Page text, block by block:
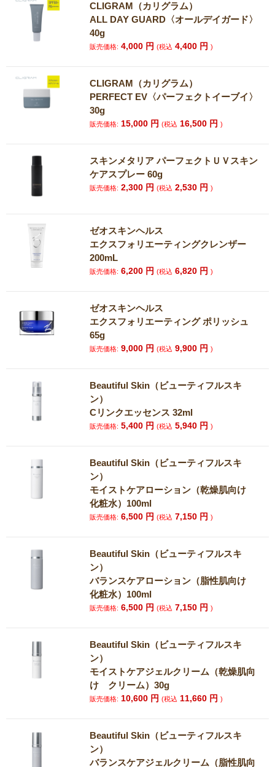
CLIGRAM（カリグラム）
ALL DAY GUARD〈オールデイガード〉
40g
販売価格: 4,000 円(税込 4,400 円)
CLIGRAM（カリグラム）
PERFECT EV〈パーフェクトイーブイ〉
30g
販売価格: 15,000 円(税込 16,500 円)
スキンメタリア パーフェクトＵＶスキン
ケアスプレー 60g
販売価格: 2,300 円(税込 2,530 円)
ゼオスキンヘルス
エクスフォリエーティングクレンザー
200mL
販売価格: 6,200 円(税込 6,820 円)
ゼオスキンヘルス
エクスフォリエーティング ポリッシュ
65g
販売価格: 9,000 円(税込 9,900 円)
Beautiful Skin（ビューティフルスキ
ン）
Cリンクエッセンス 32ml
販売価格: 5,400 円(税込 5,940 円)
Beautiful Skin（ビューティフルスキ
ン）
モイストケアローション（乾燥肌向け
化粧水）100ml
販売価格: 6,500 円(税込 7,150 円)
Beautiful Skin（ビューティフルスキ
ン）
バランスケアローション（脂性肌向け
化粧水）100ml
販売価格: 6,500 円(税込 7,150 円)
Beautiful Skin（ビューティフルスキ
ン）
モイストケアジェルクリーム（乾燥肌向
け クリーム）30g
販売価格: 10,600 円(税込 11,660 円)
Beautiful Skin（ビューティフルスキ
ン）
バランスケアジェルクリーム（脂性肌向